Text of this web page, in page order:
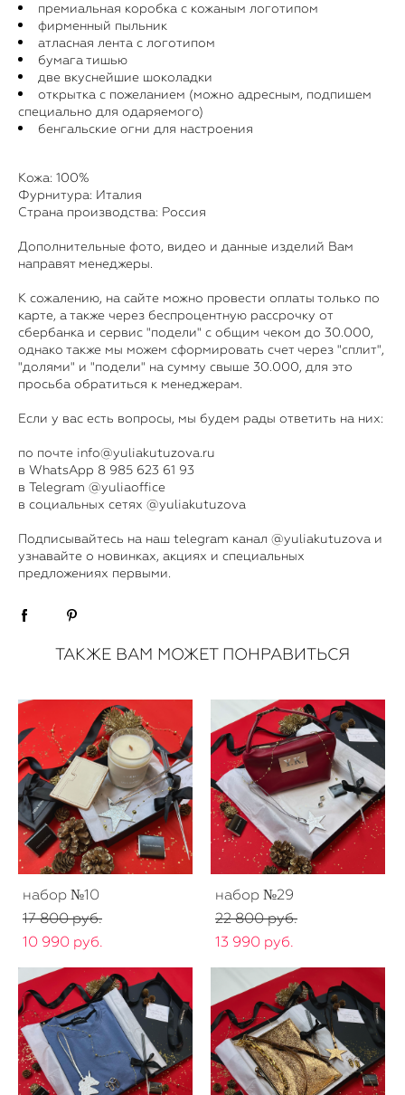
премиальная коробка с кожаным логотипом
фирменный пыльник
атласная лента с логотипом
бумага тишью
две вкуснейшие шоколадки
открытка с пожеланием (можно адресным, подпишем
специально для одаряемого)
бенгальские огни для настроения
Кожа: 100%
Фурнитура: Италия
Страна производства: Россия
Дополнительные фото, видео и данные изделий Вам
направят менеджеры.
К сожалению, на сайте можно провести оплаты только по
карте, а также через беспроцентную рассрочку от
сбербанка и сервис "подели" с общим чеком до 30.000,
однако также мы можем сформировать счет через "сплит",
"долями" и "подели" на сумму свыше 30.000, для это
просьба обратиться к менеджерам.
Если у вас есть вопросы, мы будем рады ответить на них:
по почте info@yuliakutuzova.ru
в WhatsApp 8 985 623 61 93
в Telegram @yuliaoffice
в социальных сетях @yuliakutuzova
​Подписывайтесь на наш telegram канал @yuliakutuzova и
узнавайте о новинках, акциях и специальных
предложениях первыми.
ТАКЖЕ ВАМ МОЖЕТ ПОНРАВИТЬСЯ
набор №10
17 800 pуб.
10 990 pуб.
набор №29
22 800 pуб.
13 990 pуб.